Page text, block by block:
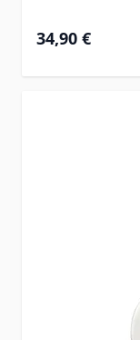
34,90 €